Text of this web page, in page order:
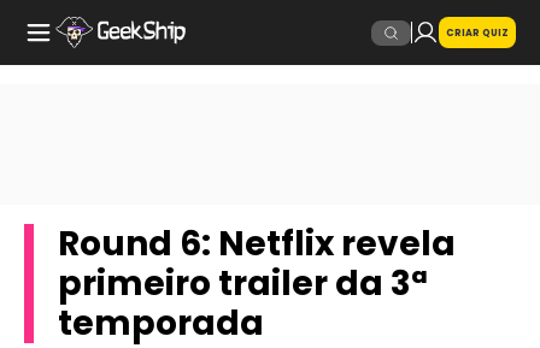
CRIAR QUIZ
Round 6: Netflix revela
primeiro trailer da 3ª
temporada